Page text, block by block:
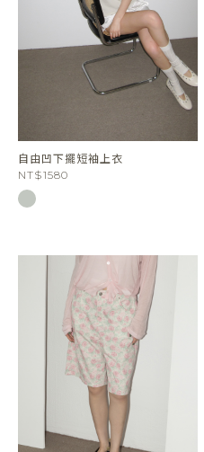
自由凹下擺短袖上衣
NT$1580